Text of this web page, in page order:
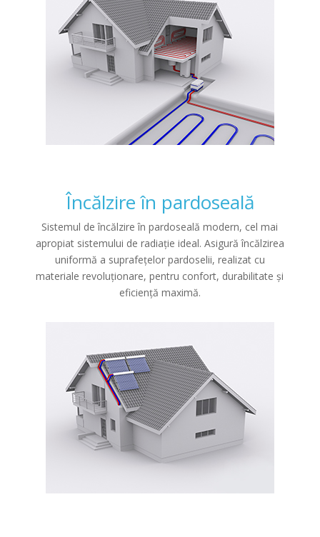
Încălzire în pardoseală
Sistemul de încălzire în pardoseală modern, cel mai
apropiat sistemului de radiație ideal. Asigură încălzirea
uniformă a suprafețelor pardoselii, realizat cu
materiale revoluționare, pentru confort, durabilitate și
eficiență maximă.